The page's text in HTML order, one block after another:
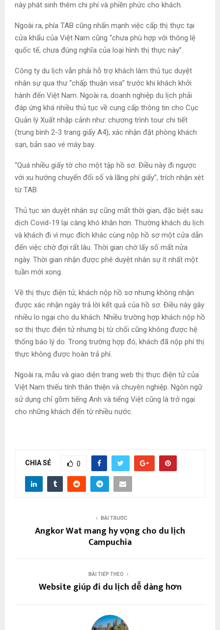
này phát sinh thêm chi phí và phiền phức cho khách.
Ngoài ra, phía TAB cũng nhấn mạnh việc cấp thị thực tại
cửa khẩu của Việt Nam cũng “chưa phù hợp với thông lệ
quốc tế, chưa đúng nghĩa của loại hình thị thực này”.
Công ty du lịch vẫn phải hỗ trợ khách làm thủ tục duyệt
nhân sự qua thư “chấp thuận visa” trước khi khách khởi
hành đến Việt Nam. Ngoài ra, doanh nghiệp du lịch phải
đáp ứng khá nhiều thủ tục về cung cấp thông tin cho Cục
Quản lý Xuất nhập cảnh như: chương trình tour chi tiết
(trung bình 2-3 trang giấy A4), xác nhận đặt phòng khách
sạn, bản sao vé máy bay.
“Quá nhiều giấy tờ cho một tập hồ sơ. Điều này đi ngược
với xu hướng chuyển đổi số và lãng phí giấy”, trích nhận xét
từ TAB.
Thủ tục xin duyệt nhân sự cũng mất thời gian, đặc biệt sau
dịch Covid-19 lại càng khó khăn hơn. Thường khách du lịch
và khách đi vì mục đích khác cùng nộp hồ sơ một cửa dẫn
đến việc chờ đợi rất lâu. Thời gian chờ lấy số mất nửa
ngày. Thời gian nhận được phê duyệt nhân sự ít nhất một
tuần mới xong.
Về thị thực điện tử, khách nộp hồ sơ nhưng không nhận
được xác nhận ngày trả lời kết quả của hồ sơ. Điều này gây
nhiều lo ngại cho du khách. Nhiều trường hợp khách nộp hồ
sơ thị thực điện tử nhưng bị từ chối cũng không được hệ
thống báo lý do. Trong trường hợp đó, khách đã nộp phí thị
thực không được hoàn trả phí.
Ngoài ra, mẫu và giao diện trang web thị thực điện tử của
Việt Nam thiếu tính thân thiện và chuyên nghiệp. Ngôn ngữ
sử dụng chỉ gồm tiếng Anh và tiếng Việt cũng là trở ngại
cho những khách đến từ nhiều nước.
CHIA SẺ 0
BÀI TRƯỚC
Angkor Wat mang hy vọng cho du lịch
Campuchia
BÀI TIẾP THEO
Website giúp đi du lịch dễ dàng hơn